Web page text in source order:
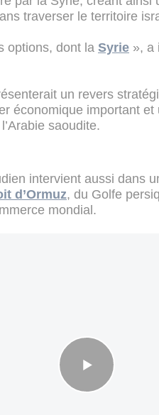
traverser le territoire
options, dont la Syrie », a
un revers
économique important et
saoudite.
intervient aussi dans
d’Ormuz, du Golfe
mondial.